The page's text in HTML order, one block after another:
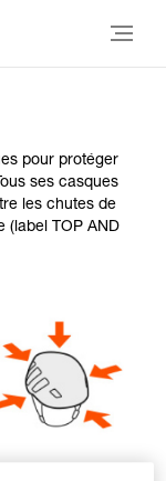
pour protéger
ses casques
les chutes de
(label TOP AND